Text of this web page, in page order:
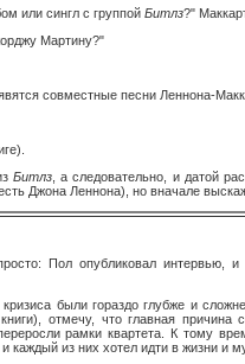
или сингл с группой Битлз?"
Мартину?"
совместные песни Леннона-
Битлз, а следовательно, и датой
Джона Леннона), но вначале
Пол опубликовал интервью,
кризиса были гораздо глубже и
отмечу, что главная причина
рамки квартета. К тому
каждый из них хотел идти в жизни и